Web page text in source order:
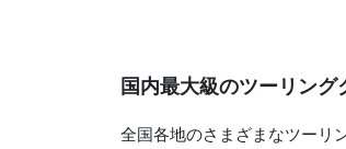
国内最大級のツーリン
全国各地のさまざまなツーリ